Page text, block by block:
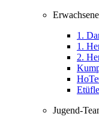
1.
1.
2.
Jugend-